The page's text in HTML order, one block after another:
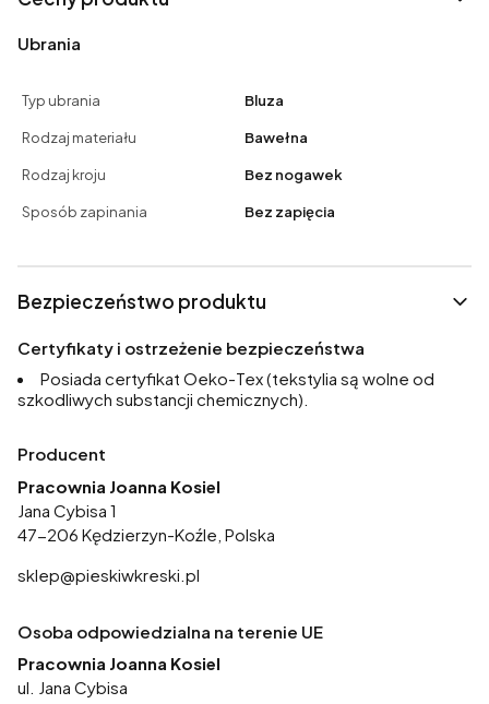
Ubrania
Typ ubrania Bluza
Rodzaj materiału Bawełna
Rodzaj kroju Bez nogawek
Sposób zapinania Bez zapięcia
Bezpieczeństwo produktu
Certyfikaty i ostrzeżenie bezpieczeństwa
Posiada certyfikat Oeko-Tex (tekstylia są wolne od
szkodliwych substancji chemicznych).
Producent
Pracownia Joanna Kosiel
Jana Cybisa 1
47-206 Kędzierzyn-Koźle, Polska
sklep@pieskiwkreski.pl
Osoba odpowiedzialna na terenie UE
Pracownia Joanna Kosiel
ul. Jana Cybisa